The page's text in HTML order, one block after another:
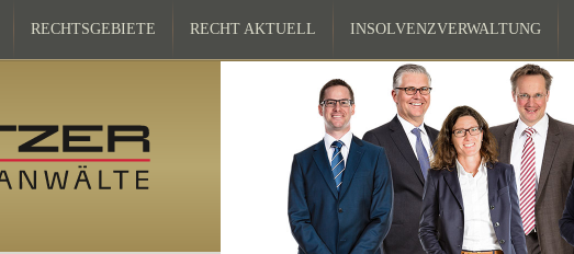
RECHTSGEBIETE RECHT AKTUELL INSOLVENZVERWALTUNG